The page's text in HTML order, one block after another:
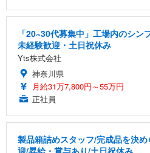
「20~30代募集中」工場内のシン
未経験歓迎・土日祝休み
Yts株式会社
神奈川県
月給31万7,800円～55万円
正社員
製品箱詰めスタッフ/完成品を決